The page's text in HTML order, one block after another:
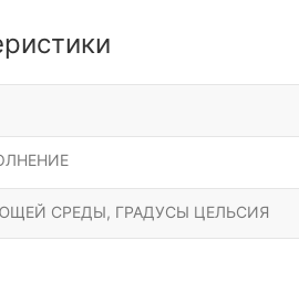
СРЕДЫ, ГРАДУСЫ ЦЕЛЬСИЯ